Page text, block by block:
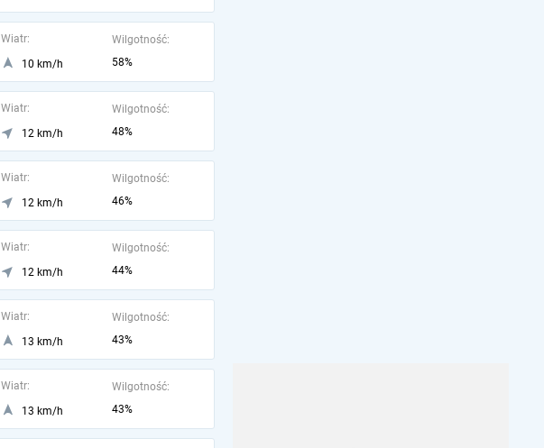
Wiatr:
10 km/h
Wilgotność:
58%
Wiatr:
12 km/h
Wilgotność:
48%
Wiatr:
12 km/h
Wilgotność:
46%
Wiatr:
12 km/h
Wilgotność:
44%
Wiatr:
13 km/h
Wilgotność:
43%
Wiatr:
13 km/h
Wilgotność:
43%